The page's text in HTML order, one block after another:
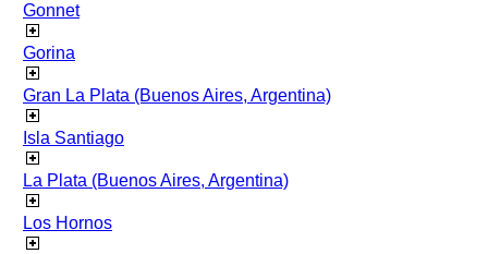
Gonnet
Gorina
Gran La Plata (Buenos Aires, Argentina)
Isla Santiago
La Plata (Buenos Aires, Argentina)
Los Hornos